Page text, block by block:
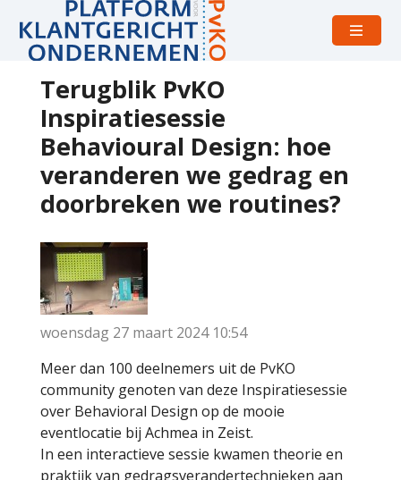
Open
Terugblik PvKO
Inspiratiesessie
Behavioural Design: hoe
veranderen we gedrag en
doorbreken we routines?
woensdag 27 maart 2024 10:54
Meer dan 100 deelnemers uit de PvKO
community genoten van deze Inspiratiesessie
over Behavioral Design op de mooie
eventlocatie bij Achmea in Zeist.
In een interactieve sessie kwamen theorie en
praktijk van gedragsverandertechnieken aan